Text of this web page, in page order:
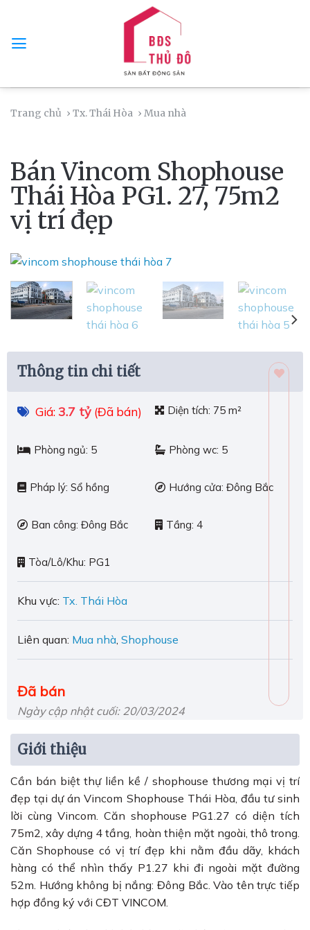
content
Trang chủ › Tx. Thái Hòa › Mua nhà
Bán Vincom Shophouse
Thái Hòa PG1. 27, 75m2
vị trí đẹp
Thông tin chi tiết
Giá: 3.7 tỷ (Đã bán) Diện tích: 75 m²
Phòng ngủ: 5 Phòng wc: 5
Pháp lý: Sổ hồng Hướng cửa: Đông Bắc
Ban công: Đông Bắc Tầng: 4
Tòa/Lô/Khu: PG1
Khu vực: Tx. Thái Hòa
Liên quan: Mua nhà, Shophouse
Đã bán
Ngày cập nhật cuối: 20/03/2024
Giới thiệu
Cần bán biệt thự liền kề / shophouse thương mại vị trí
đẹp tại dự án Vincom Shophouse Thái Hòa, đầu tư sinh
lời cùng Vincom. Căn shophouse PG1.27 có diện tích
75m2, xây dựng 4 tầng, hoàn thiện mặt ngoài, thô trong.
Căn Shophouse có vị trí đẹp khi nằm đầu dãy, khách
hàng có thể nhìn thấy P1.27 khi đi ngoài mặt đường
52m. Hướng không bị nắng: Đông Bắc. Vào tên trực tiếp
hợp đồng ký với CĐT VINCOM.